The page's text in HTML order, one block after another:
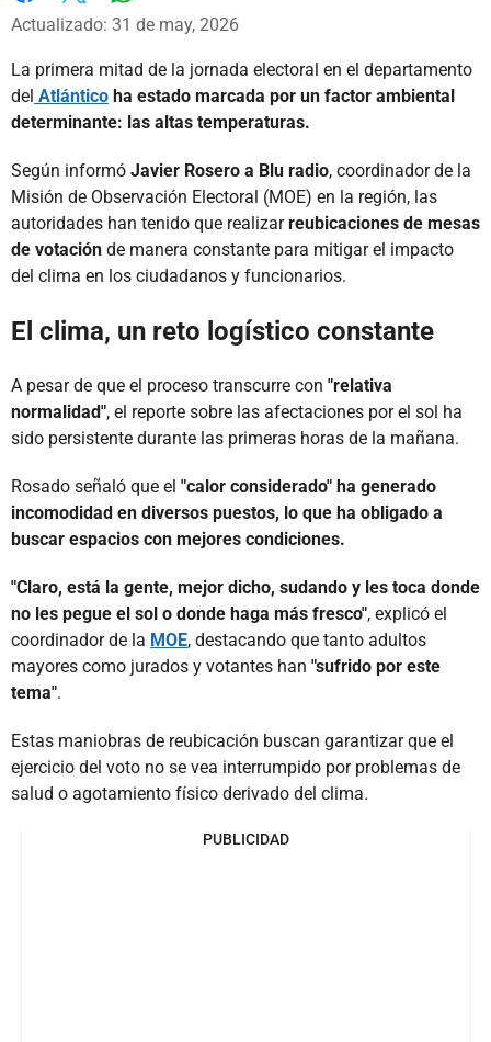
Facebook
X
Actualizado: 31 de may, 2026
La primera mitad de la jornada electoral en el departamento
del Atlántico ha estado marcada por un factor ambiental
determinante: las altas temperaturas.
Según informó Javier Rosero a Blu radio, coordinador de la
Misión de Observación Electoral (MOE) en la región, las
autoridades han tenido que realizarreubicaciones de mesas
de votación de manera constante para mitigar el impacto
del clima en los ciudadanos y funcionarios.
El clima, un reto logístico constante
A pesar de que el proceso transcurre con "relativa
normalidad", el reporte sobre las afectaciones por el sol ha
sido persistente durante las primeras horas de la mañana.
Rosado señaló que el "calor considerado" ha generado
incomodidad en diversos puestos, lo que ha obligado a
buscar espacios con mejores condiciones.
"Claro, está la gente, mejor dicho, sudando y les toca donde
no les pegue el sol o donde haga más fresco", explicó el
coordinador de la MOE, destacando que tanto adultos
mayores como jurados y votantes han "sufrido por este
tema".
Estas maniobras de reubicación buscan garantizar que el
ejercicio del voto no se vea interrumpido por problemas de
salud o agotamiento físico derivado del clima.
PUBLICIDAD